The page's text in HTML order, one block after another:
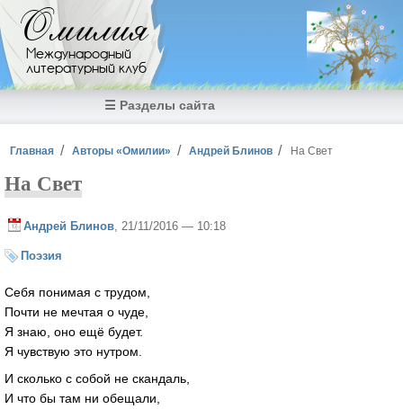
Перейти к основному содержанию
Омилия
Международный
литературный клуб
☰ Разделы сайта
Вы здесь
Главная Авторы «Омилии» Андрей Блинов На Свет
На Свет
Андрей Блинов , 21/11/2016 — 10:18
Поэзия
Себя понимая с трудом,
Почти не мечтая о чуде,
Я знаю, оно ещё будет.
Я чувствую это нутром.
И сколько с собой не скандаль,
И что бы там ни обещали,